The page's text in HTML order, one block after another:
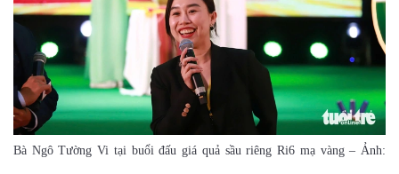
Bà Ngô Tường Vi tại buổi đấu giá quả sầu riêng Ri6 mạ vàng – Ảnh: